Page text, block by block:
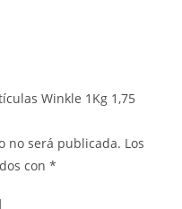
Winkle 1Kg 1,75
no será publicada. Los
con*